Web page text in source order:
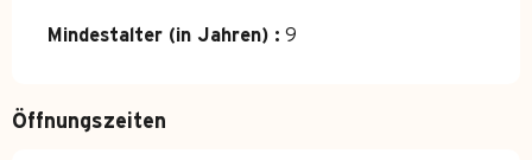
Mindestalter (in Jahren) : 9
Öffnungszeiten